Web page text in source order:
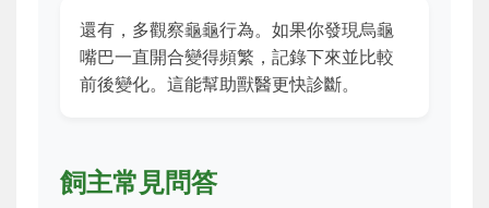
還有，多觀察龜龜行為。如果你發現烏龜
嘴巴一直開合變得頻繁，記錄下來並比較
前後變化。這能幫助獸醫更快診斷。
飼主常見問答